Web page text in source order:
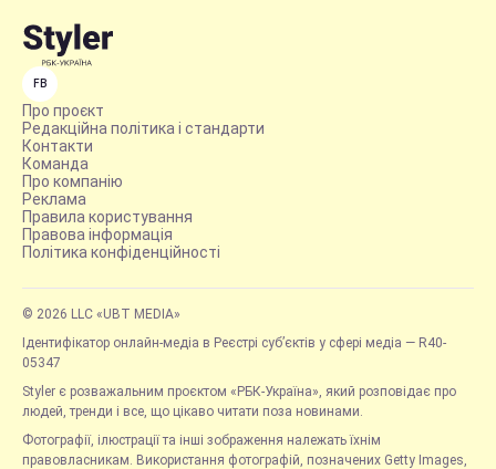
FB
Про проєкт
Редакційна політика і стандарти
Контакти
Команда
Про компанію
Реклама
Правила користування
Правова інформація
Політика конфіденційності
© 2026 LLC «UBT MEDIA»
Ідентифікатор онлайн-медіа в Реєстрі суб’єктів у сфері медіа — R40-
05347
Styler є розважальним проєктом «РБК-Україна», який розповідає про
людей, тренди і все, що цікаво читати поза новинами.
Фотографії, ілюстрації та інші зображення належать їхнім
правовласникам. Використання фотографій, позначених Getty Images,